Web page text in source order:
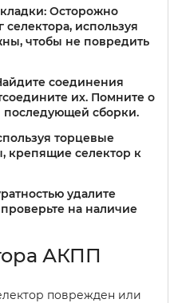
Осторожно
используя
чтобы не повредить
соединения
их. Помните о
последующей сборки.
торцевые
крепящие селектор к
удалите
на наличие
АКПП
поврежден или